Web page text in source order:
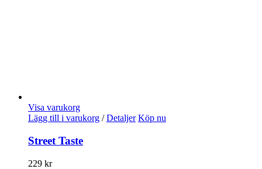
Visa varukorg
Lägg till i varukorg / Detaljer Köp nu
Street Taste
229 kr